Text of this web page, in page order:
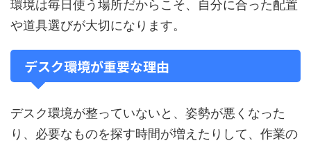
環境は毎日使う場所だからこそ、自分に合った配置
や道具選びが大切になります。
デスク環境が重要な理由
デスク環境が整っていないと、姿勢が悪くなった
り、必要なものを探す時間が増えたりして、作業の